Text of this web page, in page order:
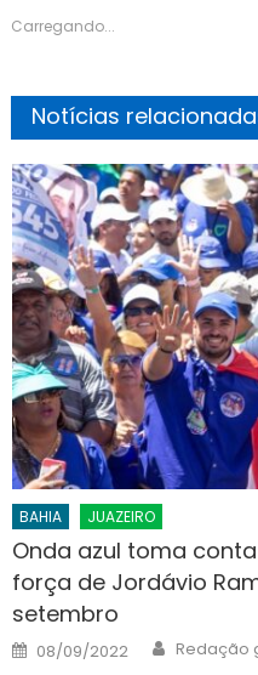
Carregando...
Notícias
BAHIA JUAZEIRO
Onda azul toma
força de Jordávio
setembro
Posted
on
08/09/2022 Author
Redação